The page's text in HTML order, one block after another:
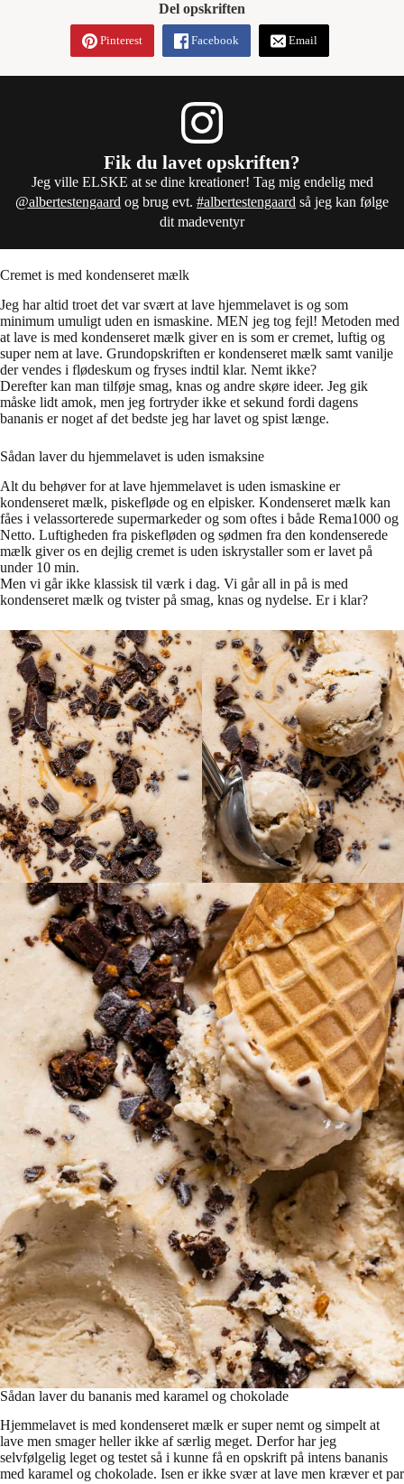
Del opskriften
Pinterest Facebook Email
Fik du lavet opskriften?
Jeg ville ELSKE at se dine kreationer! Tag mig endelig med
@albertestengaard og brug evt. #albertestengaard så jeg kan følge
dit madeventyr
Cremet is med kondenseret mælk
Jeg har altid troet det var svært at lave hjemmelavet is og som
minimum umuligt uden en ismaskine. MEN jeg tog fejl! Metoden med
at lave is med kondenseret mælk giver en is som er cremet, luftig og
super nem at lave. Grundopskriften er kondenseret mælk samt vanilje
der vendes i flødeskum og fryses indtil klar. Nemt ikke?
Derefter kan man tilføje smag, knas og andre skøre ideer. Jeg gik
måske lidt amok, men jeg fortryder ikke et sekund fordi dagens
bananis er noget af det bedste jeg har lavet og spist længe.
Sådan laver du hjemmelavet is uden ismaksine
Alt du behøver for at lave hjemmelavet is uden ismaskine er
kondenseret mælk, piskefløde og en elpisker. Kondenseret mælk kan
fåes i velassorterede supermarkeder og som oftes i både Rema1000 og
Netto. Luftigheden fra piskefløden og sødmen fra den kondenserede
mælk giver os en dejlig cremet is uden iskrystaller som er lavet på
under 10 min.
Men vi går ikke klassisk til værk i dag. Vi går all in på is med
kondenseret mælk og tvister på smag, knas og nydelse. Er i klar?
Sådan laver du bananis med karamel og chokolade
Hjemmelavet is med kondenseret mælk er super nemt og simpelt at
lave men smager heller ikke af særlig meget. Derfor har jeg
selvfølgelig leget og testet så i kunne få en opskrift på intens bananis
med karamel og chokolade. Isen er ikke svær at lave men kræver et par